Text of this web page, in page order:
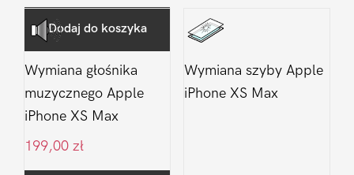
Dodaj do koszyka
Wymiana głośnika
muzycznego Apple
iPhone XS Max
199,00 zł
Wymiana szyby Apple
iPhone XS Max